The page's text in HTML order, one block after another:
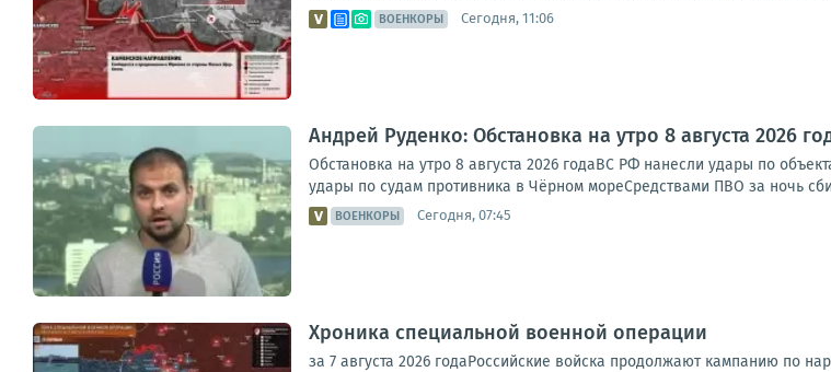
ВОЕНКОРЫ Сегодня, 11:06
Андрей Руденко: Обстановка на утро 8 августа 2026
Обстановка на утро 8 августа 2026 годаВС РФ нанесли удары по
удары по судам противника в Чёрном мореСредствами ПВО за ночь
ВОЕНКОРЫ Сегодня, 07:45
Хроника специальной военной операции
за 7 августа 2026 годаРоссийские войска продолжают кампанию по